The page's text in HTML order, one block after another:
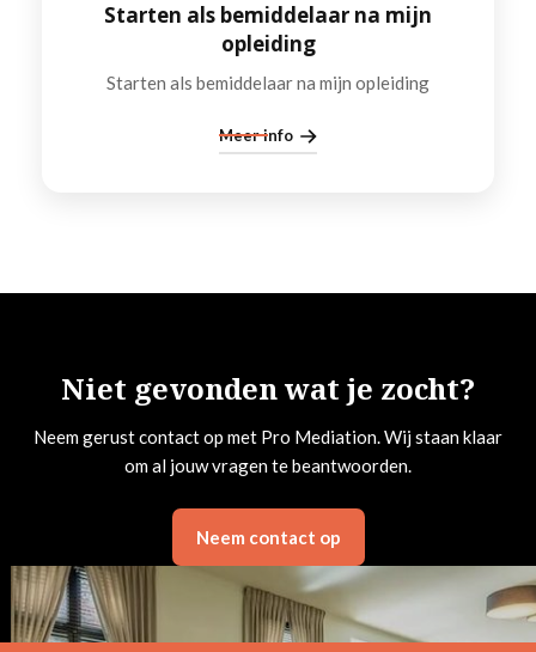
Starten als bemiddelaar na mijn
opleiding
Starten als bemiddelaar na mijn opleiding
Meer info
Niet gevonden wat je zocht?
Neem gerust contact op met Pro Mediation. Wij staan klaar
om al jouw vragen te beantwoorden.
Neem contact op